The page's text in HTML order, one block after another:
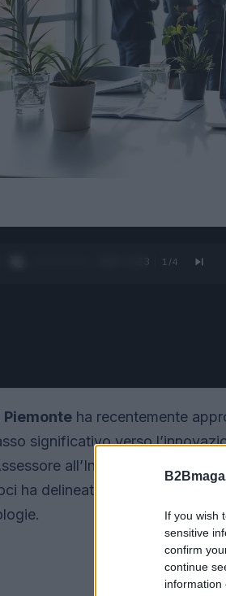
If you wish
sensitive
confirm
continue
information
0:28 / 1:23 1 /4
Piemonte ha recentemente
significativo verso
all’Innovazione della
ha delineato obiettivi chiari